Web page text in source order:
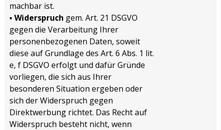
machbar ist.
▪ Widerspruch gem. Art. 21 DSGVO
gegen die Verarbeitung Ihrer
personenbezogenen Daten, soweit
diese auf Grundlage des Art. 6 Abs. 1 lit.
e, f DSGVO erfolgt und dafür Gründe
vorliegen, die sich aus Ihrer
besonderen Situation ergeben oder
sich der Widerspruch gegen
Direktwerbung richtet. Das Recht auf
Widerspruch besteht nicht, wenn